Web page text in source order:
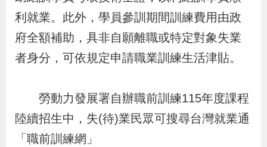
貪
瀆
置
圖
利就業。此外，學員參訓期間訓練費用由政
府全額補助，具非自願離職或特定對象失業
者身分，可依規定申請職業訓練生活津貼。
勞動力發展署自辦職前訓練115年度課程
陸續招生中，失(待)業民眾可搜尋台灣就業通
「職前訓練網」